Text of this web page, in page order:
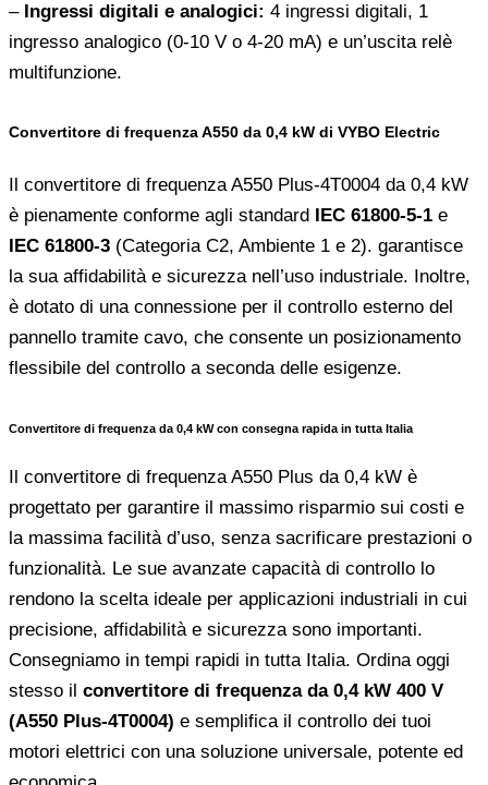
– Ingressi digitali e analogici: 4 ingressi digitali, 1
ingresso analogico (0-10 V o 4-20 mA) e un’uscita relè
multifunzione.
Convertitore di frequenza A550 da 0,4 kW di VYBO Electric
Il convertitore di frequenza A550 Plus-4T0004 da 0,4 kW
è pienamente conforme agli standard IEC 61800-5-1 e
IEC 61800-3 (Categoria C2, Ambiente 1 e 2). garantisce
la sua affidabilità e sicurezza nell’uso industriale. Inoltre,
è dotato di una connessione per il controllo esterno del
pannello tramite cavo, che consente un posizionamento
flessibile del controllo a seconda delle esigenze.
Convertitore di frequenza da 0,4 kW con consegna rapida in tutta Italia
Il convertitore di frequenza A550 Plus da 0,4 kW è
progettato per garantire il massimo risparmio sui costi e
la massima facilità d’uso, senza sacrificare prestazioni o
funzionalità. Le sue avanzate capacità di controllo lo
rendono la scelta ideale per applicazioni industriali in cui
precisione, affidabilità e sicurezza sono importanti.
Consegniamo in tempi rapidi in tutta Italia. Ordina oggi
stesso il convertitore di frequenza da 0,4 kW 400 V
(A550 Plus-4T0004) e semplifica il controllo dei tuoi
motori elettrici con una soluzione universale, potente ed